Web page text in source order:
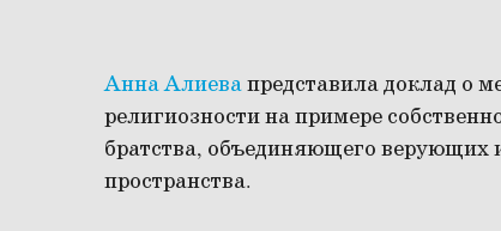
Анна Алиевапредставила доклад о
религиозности на примере
братства, объединяющего верующих
пространства.